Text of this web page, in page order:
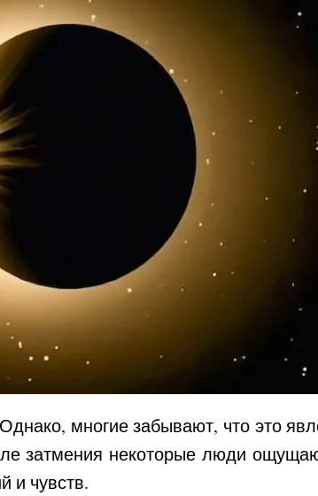
многие забывают, что это
затмения некоторые люди
и чувств.